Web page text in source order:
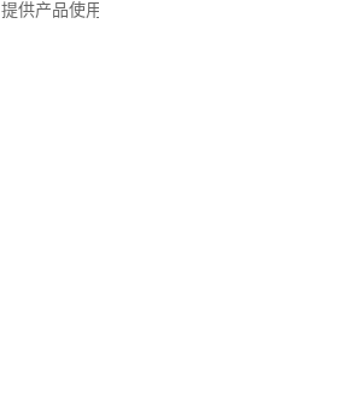
提供产品使用技术支持，可提供上门培训服务